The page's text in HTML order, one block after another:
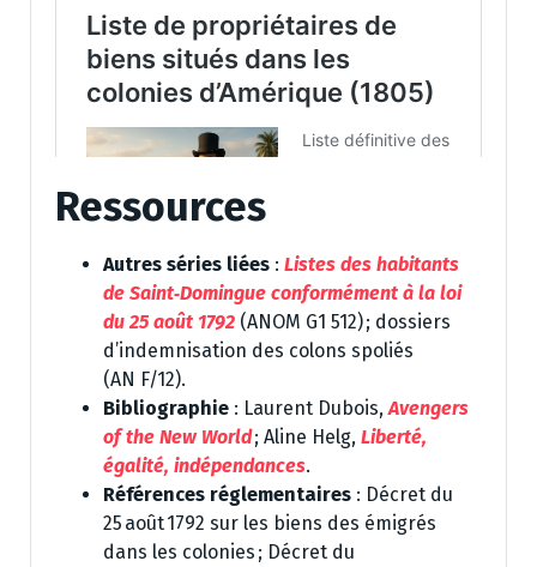
Ressources
Autres séries liées : Listes des habitants
de Saint‑Domingue conformément à la loi
du 25 août 1792 (ANOM G1 512) ; dossiers
d’indemnisation des colons spoliés
(AN F/12).
Bibliographie : Laurent Dubois,Avengers
of the New World; Aline Helg, Liberté,
égalité, indépendances.
Références réglementaires : Décret du
25 août 1792 sur les biens des émigrés
dans les colonies ; Décret du